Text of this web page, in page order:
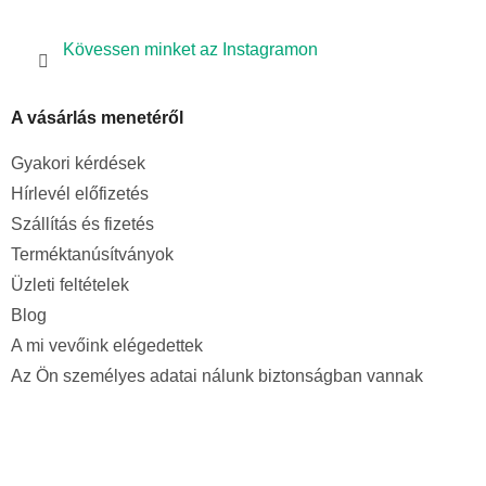
Kövessen minket az Instagramon
A vásárlás menetéről
Gyakori kérdések
Hírlevél előfizetés
Szállítás és fizetés
Terméktanúsítványok
Üzleti feltételek
Blog
A mi vevőink elégedettek
Az Ön személyes adatai nálunk biztonságban vannak